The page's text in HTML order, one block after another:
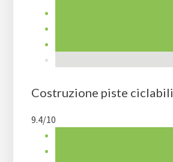
Costruzione piste ciclabili
9.4/10